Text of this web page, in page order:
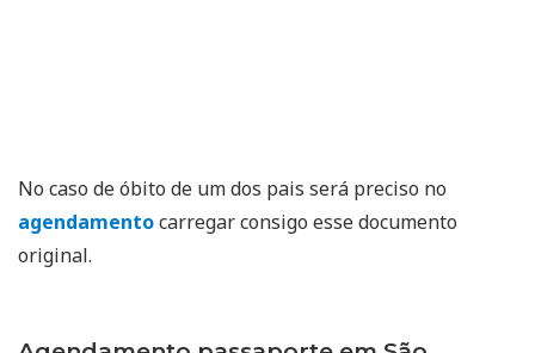
No caso de óbito de um dos pais será preciso no
agendamentocarregar consigo esse documento
original.